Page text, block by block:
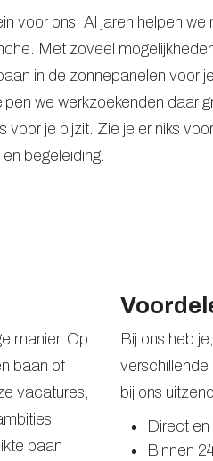
voor ons. Al jaren helpen we
Met zoveel
in de zonnepanelen voor
we werkzoekenden daar
voor je bijzit. Zie je er niks
begeleiding.
manier. Op
baan of
vacatures,
baan
Bij ons heb
verschillende
bij ons
Direct
Binnen